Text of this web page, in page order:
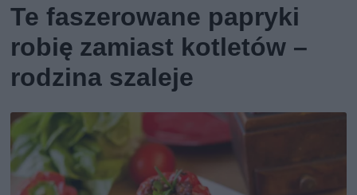
Te faszerowane papryki
robię zamiast kotletów –
rodzina szaleje